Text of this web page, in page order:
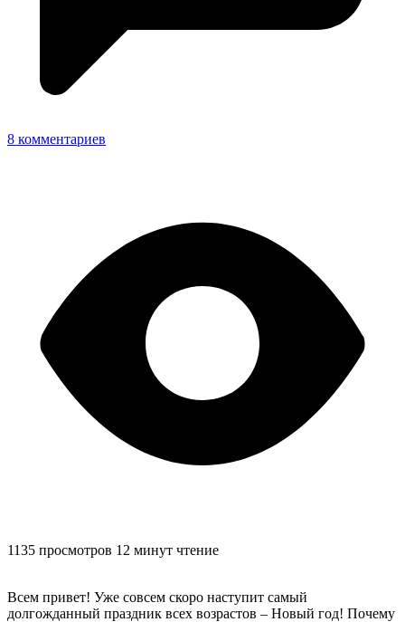
8 комментариев
1135 просмотров 12 минут чтение
Всем привет! Уже совсем скоро наступит самый
долгожданный праздник всех возрастов – Новый год! Почему